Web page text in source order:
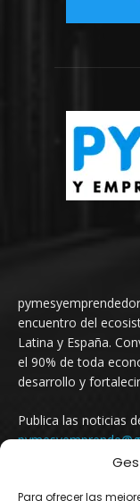
Para ofrecer las
encuentro del
Latina y España.
el 90% de toda
desarrollo y
Publica las noticias